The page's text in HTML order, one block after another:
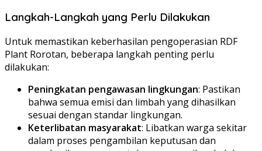
Langkah-Langkah yang Perlu Dilakukan
Untuk memastikan keberhasilan pengoperasian RDF
Plant Rorotan, beberapa langkah penting perlu
dilakukan:
Peningkatan pengawasan lingkungan: Pastikan
bahwa semua emisi dan limbah yang dihasilkan
sesuai dengan standar lingkungan.
Keterlibatan masyarakat: Libatkan warga sekitar
dalam proses pengambilan keputusan dan